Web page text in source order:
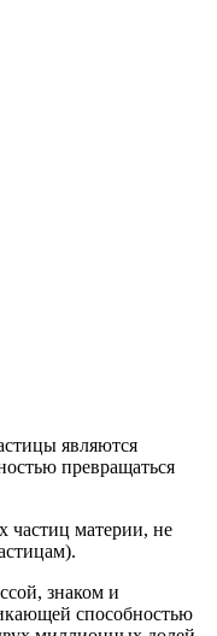
являются
превращаться
частиц материи, не
знаком и
способностью